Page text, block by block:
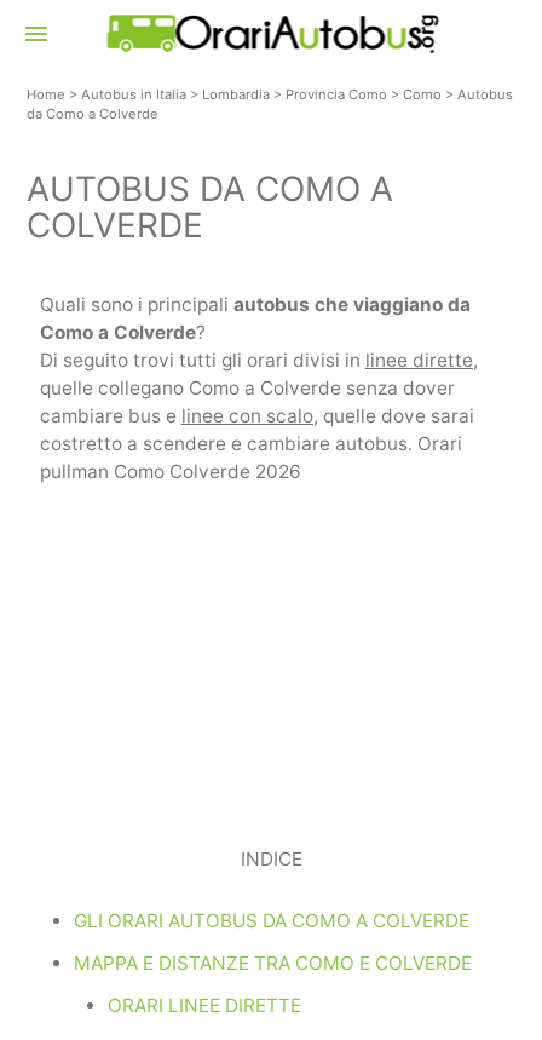
menu
Home >Autobus in Italia > Lombardia > Provincia Como >Como >Autobus
da Como a Colverde
AUTOBUS DA COMO A
COLVERDE
Quali sono i principali autobus che viaggiano da
Como a Colverde?
Di seguito trovi tutti gli orari divisi in linee dirette,
quelle collegano Como a Colverde senza dover
cambiare bus e linee con scalo, quelle dove sarai
costretto a scendere e cambiare autobus. Orari
pullman Como Colverde 2026
INDICE
GLI ORARI AUTOBUS DA COMO A COLVERDE
MAPPA E DISTANZE TRA COMO E COLVERDE
ORARI LINEE DIRETTE